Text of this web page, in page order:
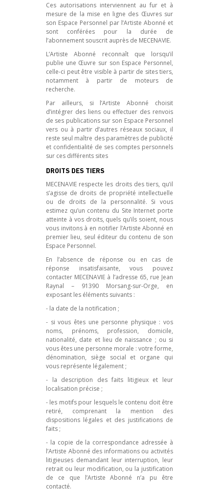
Ces autorisations interviennent au fur et à
mesure de la mise en ligne des Œuvres sur
son Espace Personnel par l’Artiste Abonné et
sont conférées pour la durée de
l’abonnement souscrit auprès de MECENAVIE.
L’Artiste Abonné reconnaît que lorsqu’il
publie une Œuvre sur son Espace Personnel,
celle-ci peut être visible à partir de sites tiers,
notamment à partir de moteurs de
recherche.
Par ailleurs, si l’Artiste Abonné choisit
d’intégrer des liens ou effectuer des renvois
de ses publications sur son Espace Personnel
vers ou à partir d’autres réseaux sociaux, il
reste seul maître des paramètres de publicité
et confidentialité de ses comptes personnels
sur ces différents sites
DROITS DES TIERS
MECENAVIE respecte les droits des tiers, qu’il
s’agisse de droits de propriété intellectuelle
ou de droits de la personnalité. Si vous
estimez qu’un contenu du Site Internet porte
atteinte à vos droits, quels qu’ils soient, nous
vous invitons à en notifier l’Artiste Abonné en
premier lieu, seul éditeur du contenu de son
Espace Personnel.
En l’absence de réponse ou en cas de
réponse insatisfaisante, vous pouvez
contacter MECENAVIE à l’adresse 65, rue Jean
Raynal – 91390 Morsang-sur-Orge, en
exposant les éléments suivants :
- la date de la notification ;
- si vous êtes une personne physique : vos
noms, prénoms, profession, domicile,
nationalité, date et lieu de naissance ; ou si
vous êtes une personne morale : votre forme,
dénomination, siège social et organe qui
vous représente légalement ;
- la description des faits litigieux et leur
localisation précise ;
- les motifs pour lesquels le contenu doit être
retiré, comprenant la mention des
dispositions légales et des justifications de
faits ;
- la copie de la correspondance adressée à
l’Artiste Abonné des informations ou activités
litigieuses demandant leur interruption, leur
retrait ou leur modification, ou la justification
de ce que l’Artiste Abonné n’a pu être
contacté.